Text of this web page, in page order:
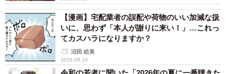
境も改善され昨今の災害も減るかもしれません」
◇ ◇
環境省の「令和元年度海洋ごみ調査」によると、平成26年
度から平成30年度まで国内10地点の漂着ごみを調査した結
【漫画】宅配業者の誤配や荷物のいい加減な扱
いに、思わず「本人が謝りに来い！」…これっ
てカスハラになりますか？
沼田 絵美
2026.08.10